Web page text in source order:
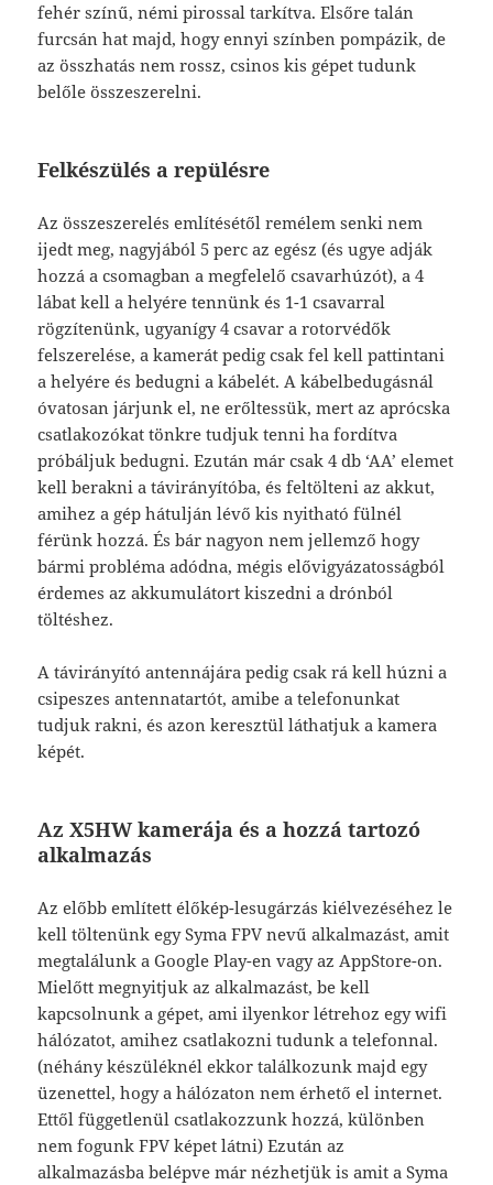
fehér színű, némi pirossal tarkítva. Elsőre talán
furcsán hat majd, hogy ennyi színben pompázik, de
az összhatás nem rossz, csinos kis gépet tudunk
belőle összeszerelni.
Felkészülés a repülésre
Az összeszerelés említésétől remélem senki nem
ijedt meg, nagyjából 5 perc az egész (és ugye adják
hozzá a csomagban a megfelelő csavarhúzót), a 4
lábat kell a helyére tennünk és 1-1 csavarral
rögzítenünk, ugyanígy 4 csavar a rotorvédők
felszerelése, a kamerát pedig csak fel kell pattintani
a helyére és bedugni a kábelét. A kábelbedugásnál
óvatosan járjunk el, ne erőltessük, mert az aprócska
csatlakozókat tönkre tudjuk tenni ha fordítva
próbáljuk bedugni. Ezután már csak 4 db ‘AA’ elemet
kell berakni a távirányítóba, és feltölteni az akkut,
amihez a gép hátulján lévő kis nyitható fülnél
férünk hozzá. És bár nagyon nem jellemző hogy
bármi probléma adódna, mégis elővigyázatosságból
érdemes az akkumulátort kiszedni a drónból
töltéshez.
A távirányító antennájára pedig csak rá kell húzni a
csipeszes antennatartót, amibe a telefonunkat
tudjuk rakni, és azon keresztül láthatjuk a kamera
képét.
Az X5HW kamerája és a hozzá tartozó
alkalmazás
Az előbb említett élőkép-lesugárzás kiélvezéséhez le
kell töltenünk egy Syma FPV nevű alkalmazást, amit
megtalálunk a Google Play-en vagy az AppStore-on.
Mielőtt megnyitjuk az alkalmazást, be kell
kapcsolnunk a gépet, ami ilyenkor létrehoz egy wifi
hálózatot, amihez csatlakozni tudunk a telefonnal.
(néhány készüléknél ekkor találkozunk majd egy
üzenettel, hogy a hálózaton nem érhető el internet.
Ettől függetlenül csatlakozzunk hozzá, különben
nem fogunk FPV képet látni) Ezután az
alkalmazásba belépve már nézhetjük is amit a Syma